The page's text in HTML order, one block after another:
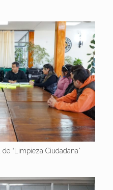
“Limpieza Ciudadana”